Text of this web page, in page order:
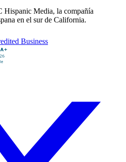
Hispanic Media, la compañía
en el sur de California.
Business